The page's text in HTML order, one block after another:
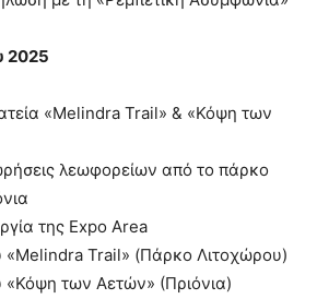
2025
«Melindra Trail» & «Κόψη των
λεωφορείων από το πάρκο
της Expo Area
«Melindra Trail» (Πάρκο Λιτοχώρου)
«Κόψη των Αετών» (Πριόνια)